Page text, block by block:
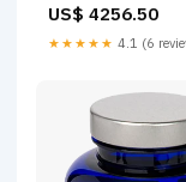
US$ 4256.50
★★★★★ 4.1 (6